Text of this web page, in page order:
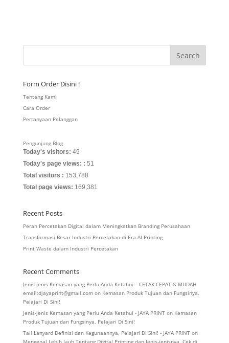
Form Order Disini !
Tentang Kami
Cara Order
Pertanyaan Pelanggan
Pengunjung Blog
Today's visitors: 49
Today's page views: : 51
Total visitors : 153,788
Total page views: 169,381
Recent Posts
Peran Percetakan Digital dalam Meningkatkan Branding Perusahaan
Transformasi Besar Industri Percetakan di Era AI Printing
Print Waste dalam Industri Percetakan
Recent Comments
Jenis-jenis Kemasan yang Perlu Anda Ketahui – CETAK CEPAT & MUDAH
email:djayaprint@gmail.comon Kemasan Produk Tujuan dan Fungsinya,
Pelajari Di Sini!
Jenis-jenis Kemasan yang Perlu Anda Ketahui - JAYA PRINTon Kemasan
Produk Tujuan dan Fungsinya, Pelajari Di Sini!
Tali Lanyard Definisi dan Kegunaannya, Pelajari Di Sini! - JAYA PRINTon
Mengenal Lebih Jauh Tentang Digital Printing dan Jenis-jenisnya, Cek di